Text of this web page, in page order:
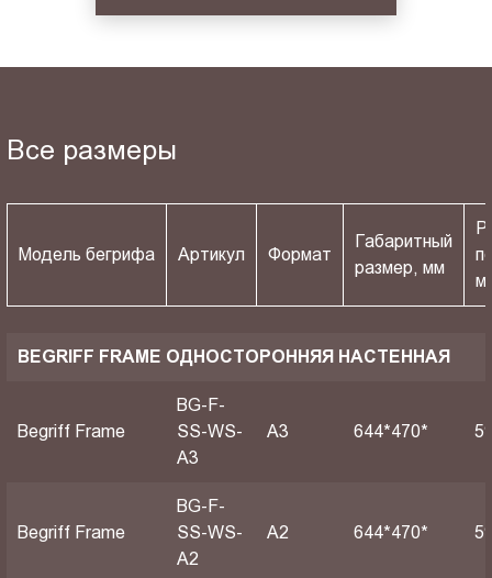
Все размеры
Модель бегрифа Артикул Формат
Габаритный
размер, мм
BEGRIFF FRAME ОДНОСТОРОННЯЯ НАСТЕННАЯ
Begriff Frame
BG-F-
SS-WS-
A3
A3 644*470*
Begriff Frame
BG-F-
SS-WS-
A2
A2 644*470*